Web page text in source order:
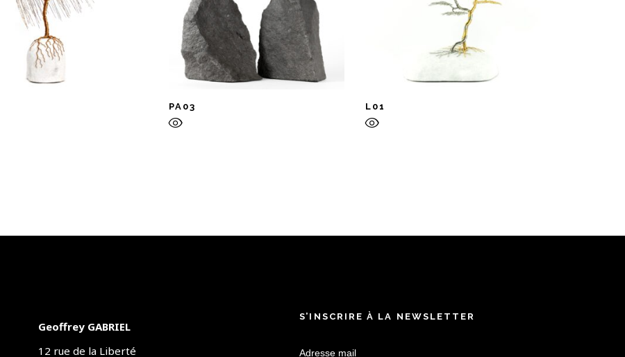
PA03 L01
Geoffrey GABRIEL
12 rue de la Liberté
S’INSCRIRE À LA NEWSLETTER
Adresse mail